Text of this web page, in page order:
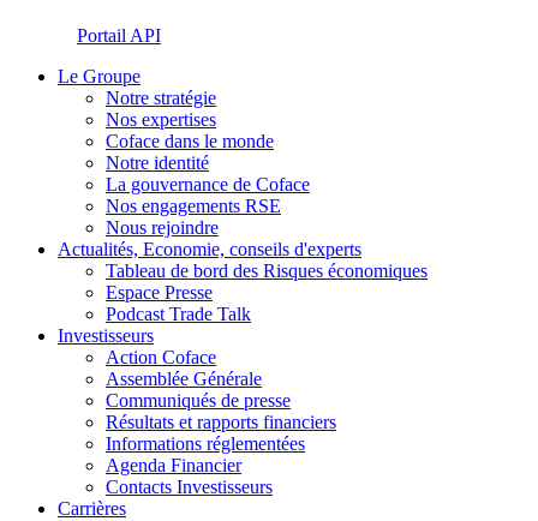
Portail API
Le Groupe
Notre stratégie
Nos expertises
Coface dans le monde
Notre identité
La gouvernance de Coface
Nos engagements RSE
Nous rejoindre
Actualités, Economie, conseils d'experts
Tableau de bord des Risques économiques
Espace Presse
Podcast Trade Talk
Investisseurs
Action Coface
Assemblée Générale
Communiqués de presse
Résultats et rapports financiers
Informations réglementées
Agenda Financier
Contacts Investisseurs
Carrières